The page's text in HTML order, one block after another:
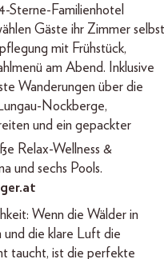
Sterne-Familienhotel
Gäste ihr Zimmer selbst
mit Frühstück,
am Abend. Inklusive
Wanderungen über die
Nockberge,
und ein gepackter
Relax-Wellness &
und sechs Pools.
Wenn die Wälder in
und die klare Luft die
taucht, ist die perfekte